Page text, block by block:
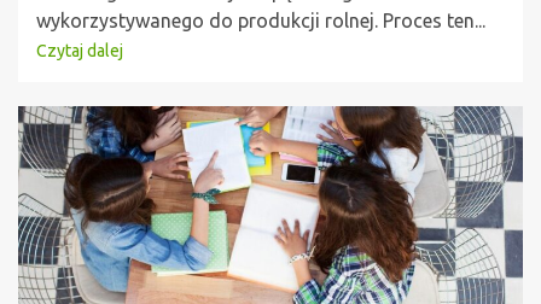
wykorzystywanego do produkcji rolnej. Proces ten...
Czytaj dalej